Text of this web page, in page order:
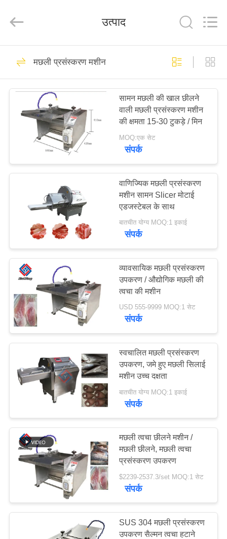
उत्पाद
वी.आर.
हमारे
कारखाने
का
दौरा
गुणवत्ता
नियंत्रण
संपर्क
समाचार
मामले
उद्धरण
Machinery
Co.,Ltd.
Reserved.
मांस प्रसंस्करण मशीन
255
औद्योगिक मांस स्लाइसर
213
मांस पासा खेलनेवाला
मशीन
78
मांस बैंड देखा
वैक्यूम गिलास मशीन
उत्पाद
मछली प्रसंस्करण मशीन
सामन मछली की खाल छीलने
वाली मछली प्रसंस्करण मशीन
की क्षमता 15-30 टुकड़े / मिन
MOQ:एक सेट
संपर्क
वाणिज्यिक मछली प्रसंस्करण
मशीन सामन Slicer मोटाई
एडजस्टेबल के साथ
बातचीत योग्य MOQ:1 इकाई
संपर्क
व्यावसायिक मछली प्रसंस्करण
उपकरण / औद्योगिक मछली की
त्वचा की मशीन
USD 555-9999 MOQ:1 सेट
संपर्क
स्वचालित मछली प्रसंस्करण
उपकरण, जमे हुए मछली सिलाई
मशीन उच्च दक्षता
बातचीत योग्य MOQ:1 इकाई
संपर्क
मछली त्वचा छीलने मशीन /
मछली छीलने, मछली त्वचा
प्रसंस्करण उपकरण
$2239-2537.3/set MOQ:1 सेट
संपर्क
SUS 304 मछली प्रसंस्करण
उपकरण सैल्मन त्वचा हटाने